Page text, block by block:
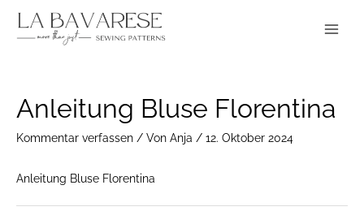
Inhalt
Anleitung Bluse Florentina
Kommentar verfassen / Von Anja / 12. Oktober 2024
Anleitung Bluse Florentina
navigation